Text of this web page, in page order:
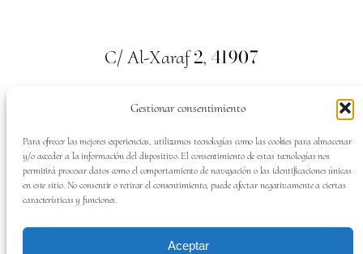
Gestionar consentimiento
Para ofrecer las mejores experiencias, utilizamos tecnologías como las cookies para almacenar
y/o acceder a la información del dispositivo. El consentimiento de estas tecnologías nos
permitirá procesar datos como el comportamiento de navegación o las identificaciones únicas
en este sitio. No consentir o retirar el consentimiento, puede afectar negativamente a ciertas
características y funciones.
Aceptar
C/ Al-Xaraf2, 41907
Valencina de la Concepción. Sevilla
Tel:659700313
SÍGUENOS EN: